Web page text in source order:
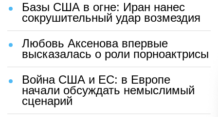
Базы США в огне: Иран нанес
сокрушительный удар возмездия
Любовь Аксенова впервые
высказалась о роли порноактрисы
Война США и ЕС: в Европе
начали обсуждать немыслимый
сценарий